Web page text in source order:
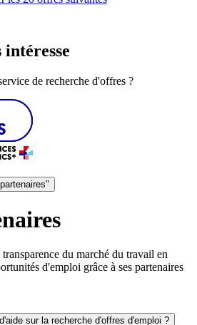
de recherche d'offres ?
du marché du travail en
d'emploi grâce à ses partenaires
sur la recherche d'offres d'emploi ?